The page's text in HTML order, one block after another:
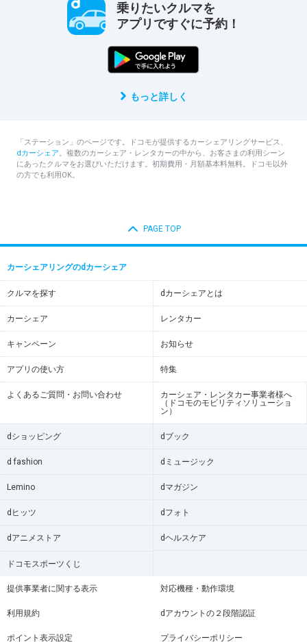
乗りたいクルマを
アプリですぐに予約！
もっと詳しく
「ステーション」のページです。ドコモが提供するカーシェアリングサービス、
dカーシェア。複数のカーシェア・レンタカーの中から、お客さまの利用シーン
にあったクルマをお選びいただけます。初期費用・月額基本料無料。ドコモ以外
の方でも利用OK。
PAGE TOP
カーシェアリングのdカーシェア
クルマを探す dカーシェアとは
カーシェア レンタカー
キャンペーン お知らせ
アプリの使い方 特集
よくあるご質問・お問い合わせ
カーシェア・レンタカー事業者様へ
（ドコモのモビリティソリューショ
ン）
dショッピング dブック
d fashion dミュージック
Lemino dマガジン
dヒッツ dフォト
dアニメストア dヘルスケア
ドコモスポーツくじ
提供事業者に関する表示 対応機種・動作環境
利用規約 dアカウントの２段階認証
ポイント表示設定 プライバシーポリシー